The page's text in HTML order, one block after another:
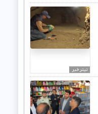
تیترخبر